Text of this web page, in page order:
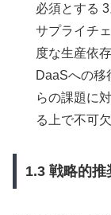
必須とする
サプライチ
度な生産依
DaaSへの移
らの課題に
る上で不可
1.3 戦略的推